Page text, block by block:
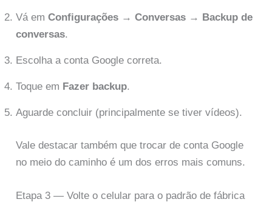
Vá emConfigurações →Conversas → Backup de
conversas.
Escolha a conta Google correta.
Toque em Fazer backup.
Aguarde concluir (principalmente se tiver vídeos).
Vale destacar também que trocar de conta Google
no meio do caminho é um dos erros mais comuns.
Etapa 3 — Volte o celular para o padrão de fábrica